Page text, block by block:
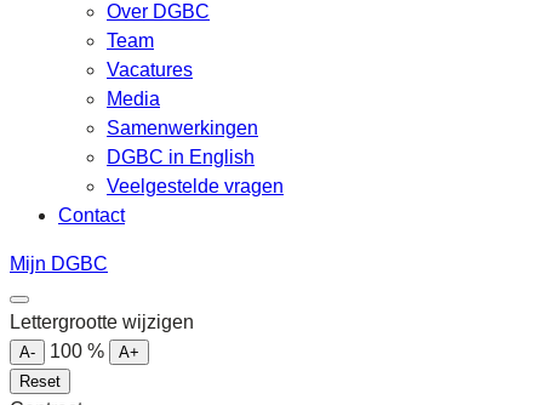
Over DGBC
Team
Vacatures
Media
Samenwerkingen
DGBC in English
Veelgestelde vragen
Contact
Mijn DGBC
Lettergrootte wijzigen
A- 100 %
A+
Reset